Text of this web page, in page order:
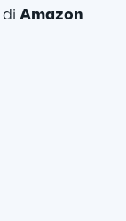
di Amazon